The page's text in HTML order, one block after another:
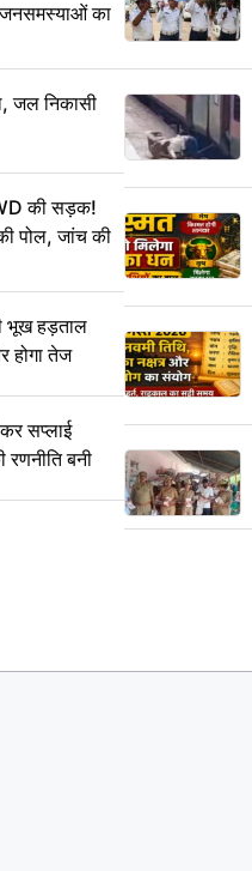
जनसमस्याओं का
जल निकासी
की सड़क!
पोल, जांच की
भूख हड़ताल
होगा तेज
सप्लाई
बनी